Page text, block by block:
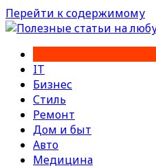
Перейти к содержимому
IT
Бизнес
Стиль
Ремонт
Дом и быт
Авто
Медицина